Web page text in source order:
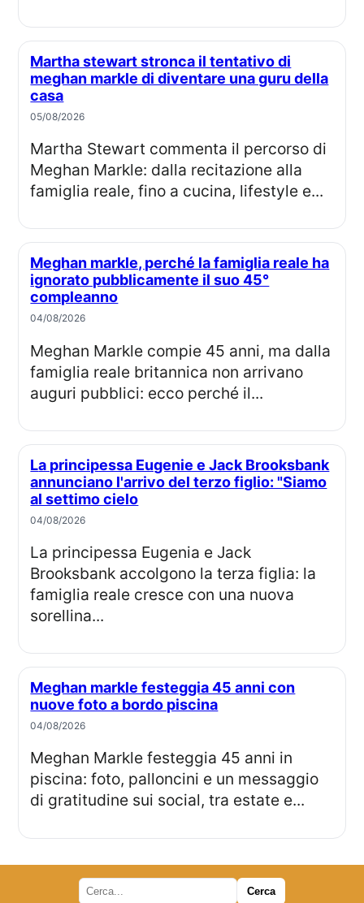
Martha stewart stronca il tentativo di
meghan markle di diventare una guru della
casa
05/08/2026
Martha Stewart commenta il percorso di
Meghan Markle: dalla recitazione alla
famiglia reale, fino a cucina, lifestyle e...
Meghan markle, perché la famiglia reale ha
ignorato pubblicamente il suo 45°
compleanno
04/08/2026
Meghan Markle compie 45 anni, ma dalla
famiglia reale britannica non arrivano
auguri pubblici: ecco perché il...
La principessa Eugenie e Jack Brooksbank
annunciano l'arrivo del terzo figlio: "Siamo
al settimo cielo
04/08/2026
La principessa Eugenia e Jack
Brooksbank accolgono la terza figlia: la
famiglia reale cresce con una nuova
sorellina...
Meghan markle festeggia 45 anni con
nuove foto a bordo piscina
04/08/2026
Meghan Markle festeggia 45 anni in
piscina: foto, palloncini e un messaggio
di gratitudine sui social, tra estate e...